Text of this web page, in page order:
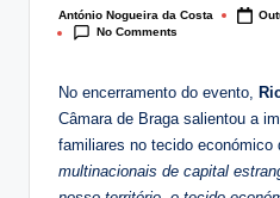
Posted
by
António Nogueira da Costa
No Comments
No encerramento do evento,
Câmara de Braga salientou a
familiares no tecido económico
multinacionais de capital